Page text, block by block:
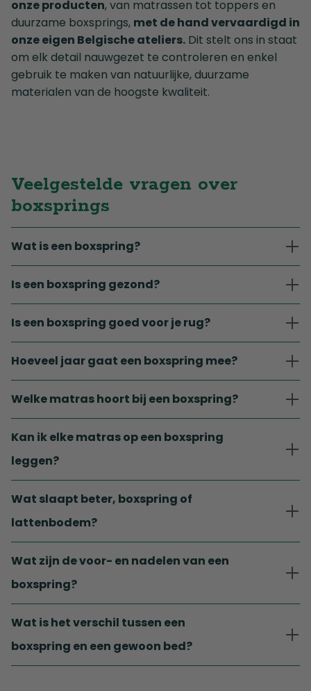
onze producten, van matrassen tot toppers en
duurzame boxsprings, met de hand vervaardigd in
onze eigen Belgische ateliers. Dit stelt ons in staat
om elk detail nauwgezet te controleren en enkel
gebruik te maken van natuurlijke, duurzame
materialen van de hoogste kwaliteit.
Veelgestelde vragen over
boxsprings
Wat is een boxspring?
Is een boxspring gezond?
Is een boxspring goed voor je rug?
Hoeveel jaar gaat een boxspring mee?
Welke matras hoort bij een boxspring?
Kan ik elke matras op een boxspring
leggen?
Wat slaapt beter, boxspring of
lattenbodem?
Wat zijn de voor- en nadelen van een
boxspring?
Wat is het verschil tussen een
boxspring en een gewoon bed?